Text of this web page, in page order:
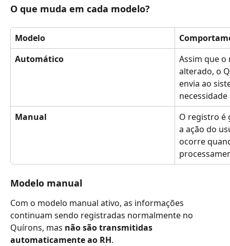
O que muda em cada modelo?
Modelo
Automático
Assim que
alterado, o
envia ao
Manual
O registro é
a ação do
ocorre
Modelo manual
Com o modelo manual ativo, as informações
continuam sendo registradas normalmente no
Quírons, mas não são transmitidas
automaticamente ao RH.